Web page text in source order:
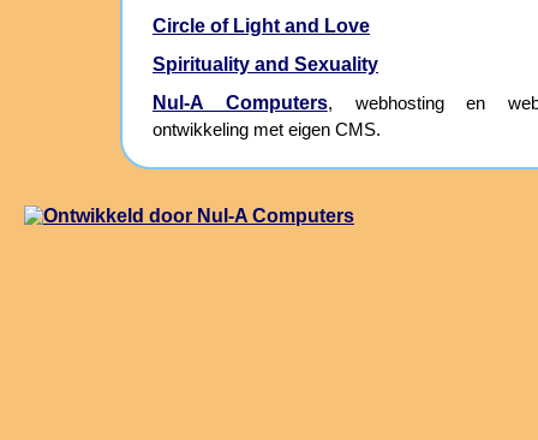
Circle of Light and Love
Spirituality and Sexuality
Nul-A Computers, webhosting en
ontwikkeling met eigen CMS.